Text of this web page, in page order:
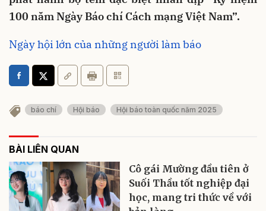
100 năm Ngày Báo chí Cách mạng Việt Nam”.
Ngày hội lớn của những người làm báo
báo chí Hội báo Hội báo toàn quốc năm 2025
BÀI LIÊN QUAN
Cô gái Mường đầu tiên ở
Suối Thầu tốt nghiệp đại
học, mang tri thức về với